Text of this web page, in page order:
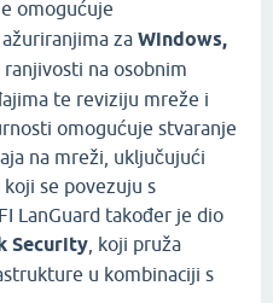
omogućuje
za Windows,
ranjivosti na osobnim
te reviziju mreže i
omogućuje stvaranje
na mreži, uključujući
se povezuju s
LanGuard također je dio
Security , koji pruža
u kombinaciji s